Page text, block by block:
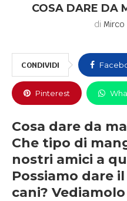
COSA DARE DA
di Mirco
CONDIVIDI
Pinterest
Cosa dare da
Che tipo di
nostri amici a
Possiamo dare
cani?